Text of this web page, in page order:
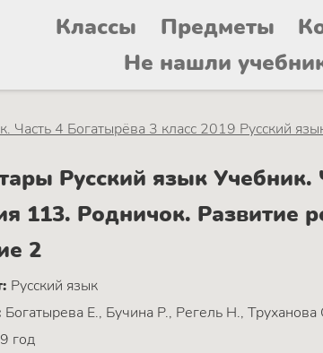
Классы Предметы
Не нашли
Часть 4 Богатырёва 3 класс 2019 Русский
Русский язык Учебник.
113. Родничок. Развитие
2
Русский язык
Богатырева Е., Бучина Р., Регель Н.,
год